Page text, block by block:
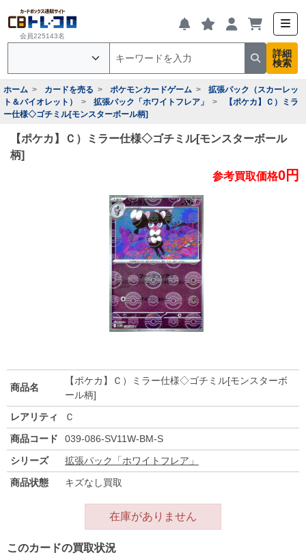
会員225143名
詳細
検索
ホーム カードを売る ポケモンカードゲーム
拡張パック（スカーレッ
ト＆バイオレット）
拡張パック「ホワイトフレア」
【ポケカ】Ｃ）ミラ
ー仕様◇ゴチミル[モンスターボール柄]
【ポケカ】Ｃ）ミラー仕様◇ゴチミル[モンスターボール
柄]
参考買取価格0円
商品名
【ポケカ】Ｃ）ミラー仕様◇ゴチミル[モンスターボ
ール柄]
レアリティ
Ｃ
商品コード
039-086-SV11W-BM-S
シリーズ
拡張パック「ホワイトフレア」
商品状態
キズなし買取
在庫がありません
このカードの買取状況